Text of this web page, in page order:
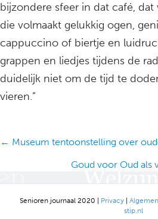
bijzondere sfeer in dat café,
die volmaakt gelukkig ogen,
cappuccino of biertje en
grappen en liedjes tijdens de
duidelijk niet om de tijd te
vieren.”
Posts
← Museum tentoonstelling over
Goud voor Oud als
Senioren journaal 2020 | Privacy|
stip.nl